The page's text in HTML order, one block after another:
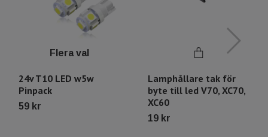
Flera val
24v T10 LED w5w
Pinpack
59 kr
Lamphållare tak för
byte till led V70, XC70,
XC60
19 kr